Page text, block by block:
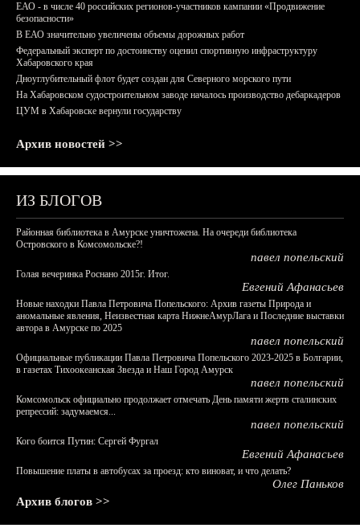
ЕАО - в числе 40 российских регионов-участников кампании «Продвижение
безопасности»
В ЕАО значительно увеличены объемы дорожных работ
Федеральный эксперт по достоинству оценил спортивную инфраструктуру
Хабаровского края
Дноуглубительный флот будет создан для Северного морского пути
На Хабаровском судостроительном заводе началось производство дебаркадеров
ЦУМ в Хабаровске вернули государству
Архив новостей >>
ИЗ БЛОГОВ
Районная библиотека в Амурске уничтожена. На очереди библиотека
Островского в Комсомольске?!
павел попельский
Голая вечеринка Роснано 2015г. Итог.
Евгений Афанасьев
Новые находки Павла Петровича Попельского: Архив газеты Природа и
аномальные явления, Неизвестная карта НижнеАмурЛага и Последние выставки
автора в Амурске по 2025
павел попельский
Официальные публикации Павла Петровича Попельского 2023-2025 в Болгарии,
в газетах Тихоокеанская Звезда и Наш Город Амурск
павел попельский
Комсомольск официально продолжает отмечать День памяти жертв сталинских
репрессий: задумаемся...
павел попельский
Кого боится Путин: Сергей Фургал
Евгений Афанасьев
Повышение платы в автобусах за проезд: кто виноват, и что делать?
Олег Паньков
Архив блогов >>